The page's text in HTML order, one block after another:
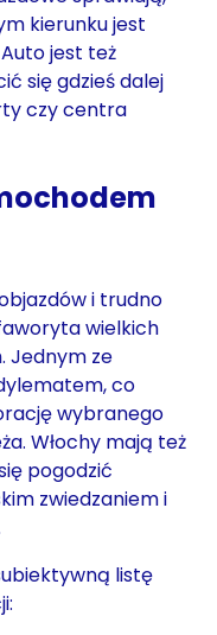
kierunku jest
jest też
się gdzieś dalej
czy centra
i trudno
wielkich
Jednym ze
co
wybranego
Włochy mają też
pogodzić
zwiedzaniem i
listę